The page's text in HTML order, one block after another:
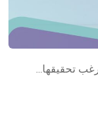
تحقيقها…